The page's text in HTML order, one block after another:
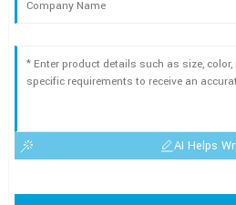
AI Helps